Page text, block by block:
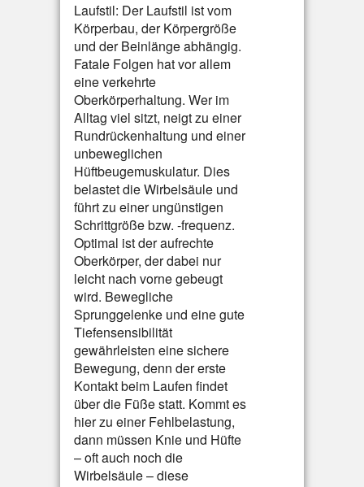
Laufstil: Der Laufstil ist vom
Körperbau, der Körpergröße
und der Beinlänge abhängig.
Fatale Folgen hat vor allem
eine verkehrte
Oberkörperhaltung. Wer im
Alltag viel sitzt, neigt zu einer
Rundrückenhaltung und einer
unbeweglichen
Hüftbeugemuskulatur. Dies
belastet die Wirbelsäule und
führt zu einer ungünstigen
Schrittgröße bzw. -frequenz.
Optimal ist der aufrechte
Oberkörper, der dabei nur
leicht nach vorne gebeugt
wird. Bewegliche
Sprunggelenke und eine gute
Tiefensensibilität
gewährleisten eine sichere
Bewegung, denn der erste
Kontakt beim Laufen findet
über die Füße statt. Kommt es
hier zu einer Fehlbelastung,
dann müssen Knie und Hüfte
– oft auch noch die
Wirbelsäule – diese